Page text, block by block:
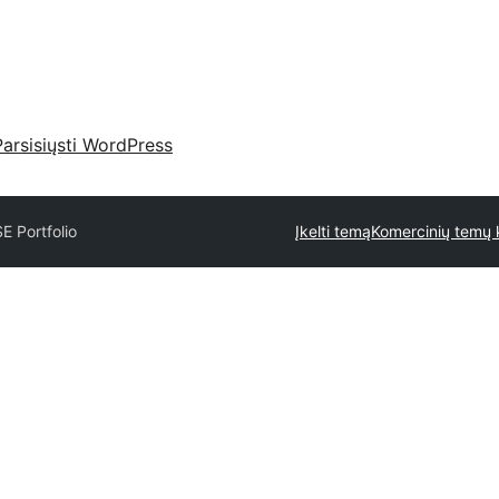
WordPress
Portfolio Įkelti temąKomercinių temų